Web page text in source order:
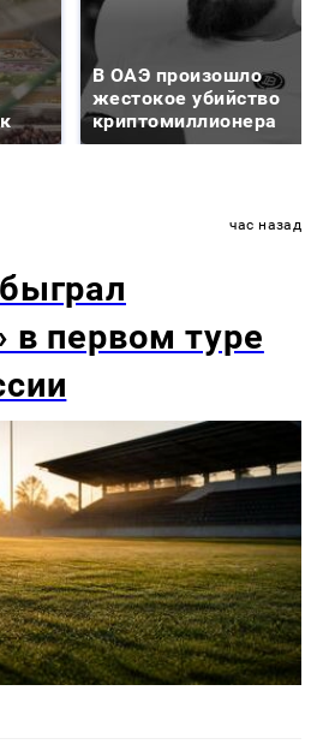
В ОАЭ произошло
жестокое убийство
криптомиллионера
час назад
в первом туре